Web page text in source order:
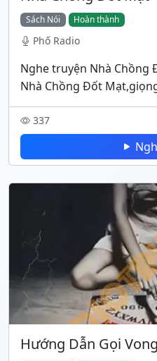
Sách Nói Hoàn thành
Phố Radio
Nghe truyện Nhà
Nhà Chồng Đốt
337
Hướng Dẫn Gọi